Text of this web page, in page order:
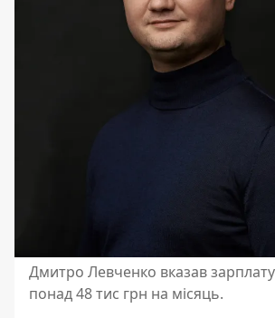
Дмитро Левченко вказав зарплату
понад 48 тис грн на місяць.